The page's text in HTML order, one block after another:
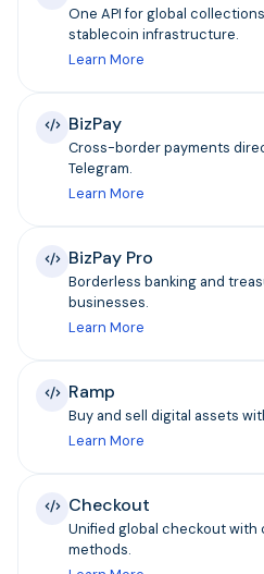
One API for global
stablecoin infrastructure.
Learn More
BizPay
Cross-border payments
Telegram.
Learn More
BizPay Pro
Borderless banking and
businesses.
Learn More
Ramp
Buy and sell digital assets
Learn More
Checkout
Unified global checkout with
methods.